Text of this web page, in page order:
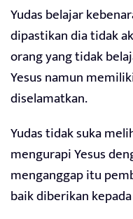
Yudas belajar
dipastikan dia tidak
orang yang tidak
Yesus namun
diselamatkan.
Yudas tidak suka
mengurapi Yesus
menganggap itu
baik diberikan